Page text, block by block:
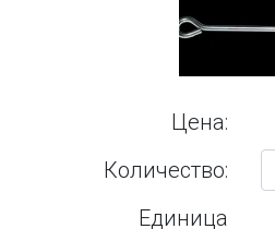
Цена:
Количество:
Единица